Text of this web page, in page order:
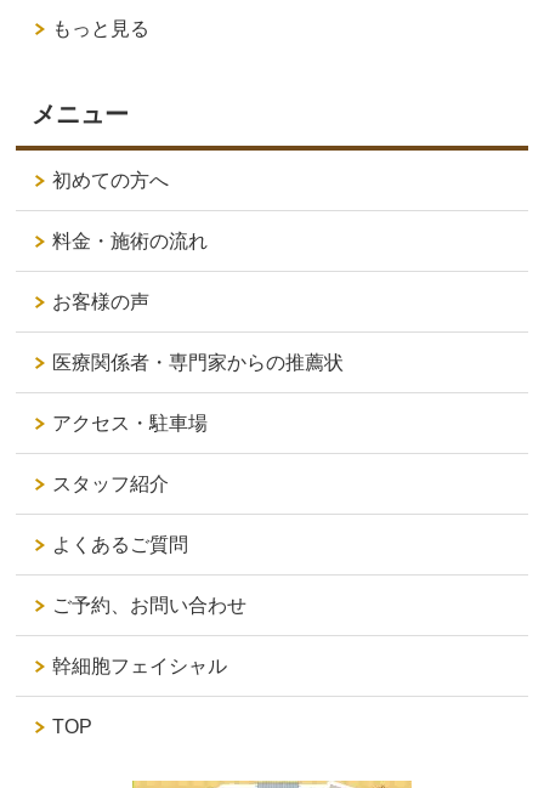
もっと見る
メニュー
初めての方へ
料金・施術の流れ
お客様の声
医療関係者・専門家からの推薦状
アクセス・駐車場
スタッフ紹介
よくあるご質問
ご予約、お問い合わせ
幹細胞フェイシャル
TOP